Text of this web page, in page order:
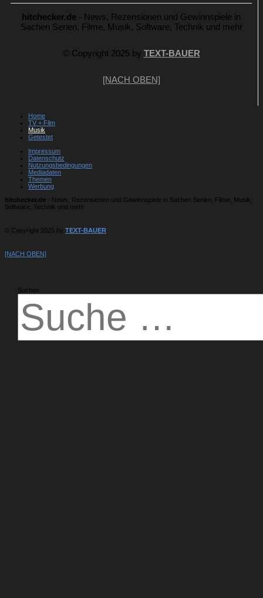
hitchecker.de - News, Rezensionen und Gewinnspiele in
Sachen Serien, Filme, Musik, Software, Technik und mehr
© Copyright 2025 by TEXT-BAUER
[NACH OBEN]
Home
TV + Film
Musik
Getestet
Impressum
Datenschutz
Nutzungsbedingungen
Mediadaten
Themen
Werbung
hitchecker.de - News, Rezensionen und Gewinnspiele in Sachen Serien, Filme, Musik,
Software, Technik und mehr
© Copyright 2025 by TEXT-BAUER
[NACH OBEN]
Suchen